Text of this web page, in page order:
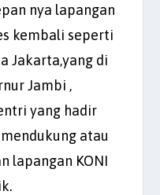
nya lapangan
kembali seperti
Jakarta,yang di
Jambi ,
yang hadir
atau
lapangan KONI